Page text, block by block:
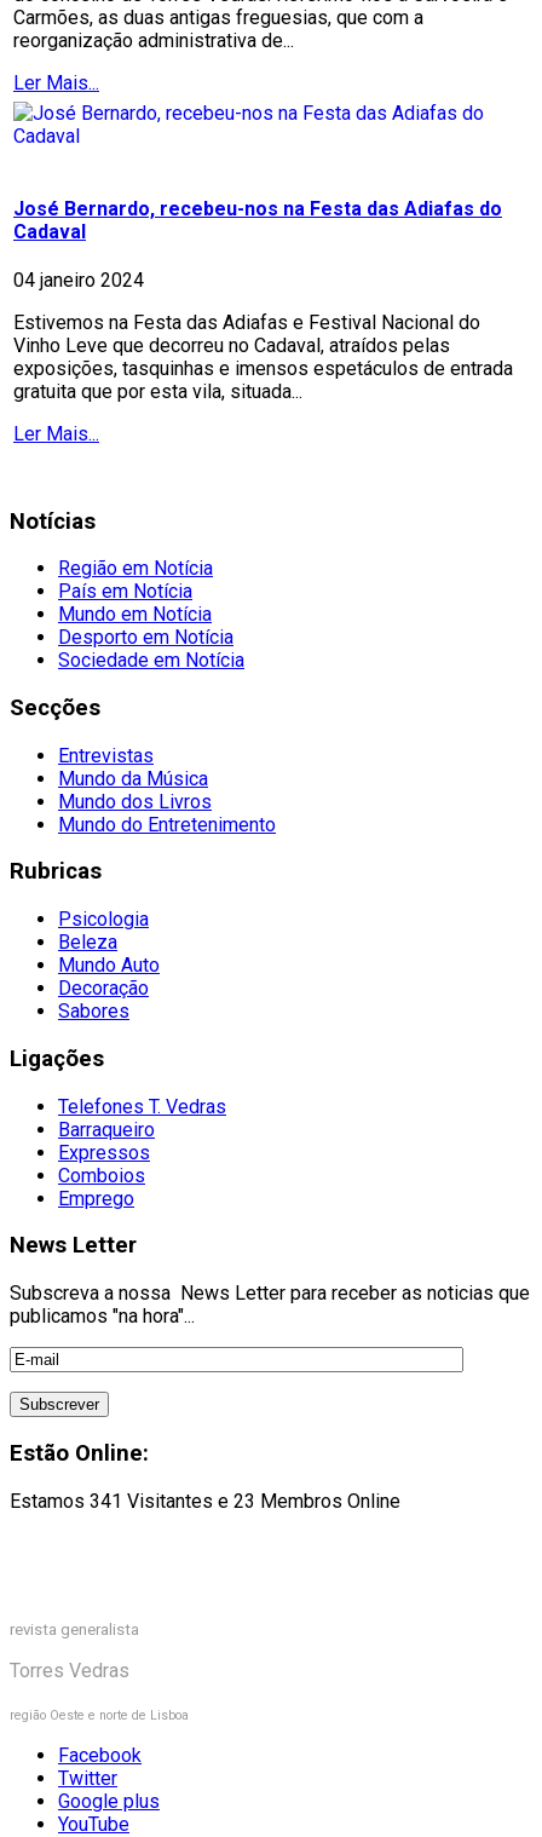
Carmões, as duas antigas freguesias, que com a
reorganização administrativa de...
Ler Mais...
José Bernardo, recebeu-nos na Festa das Adiafas do
Cadaval
04 janeiro 2024
Estivemos na Festa das Adiafas e Festival Nacional do
Vinho Leve que decorreu no Cadaval, atraídos pelas
exposições, tasquinhas e imensos espetáculos de entrada
gratuita que por esta vila, situada...
Ler Mais...
Notícias
Região em Notícia
País em Notícia
Mundo em Notícia
Desporto em Notícia
Sociedade em Notícia
Secções
Entrevistas
Mundo da Música
Mundo dos Livros
Mundo do Entretenimento
Rubricas
Psicologia
Beleza
Mundo Auto
Decoração
Sabores
Ligações
Telefones T. Vedras
Barraqueiro
Expressos
Comboios
Emprego
News Letter
Subscreva a nossa News Letter para receber as noticias que
publicamos "na hora"...
Estão Online:
Estamos 341 Visitantes e 23 Membros Online
revista generalista
Torres Vedras
região Oeste e norte de Lisboa
Facebook
Twitter
Google plus
YouTube